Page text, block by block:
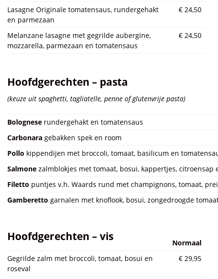
Lasagne Originale tomatensaus, rundergehakt
en parmezaan
€ 24,50
Melanzane lasagne met gegrilde aubergine,
mozzarella, parmezaan en tomatensaus
€ 24,50
Hoofdgerechten – pasta
(keuze uit spaghetti, tagliatelle, penne of glutenvrije pasta)
Bolognese rundergehakt en tomatensaus
Carbonara gebakken spek en room
Pollo kippendijen met broccoli, tomaat, basilicum en
Salmone zalmblokjes met tomaat, bosui, kappertjes, citroensap
Filetto puntjes v.h. Waards rund met champignons, tomaat,
Gamberetto garnalen met knoflook, bosui, zongedroogde
Hoofdgerechten – vis
Normaal
Gegrilde zalm met broccoli, tomaat, bosui en
roseval
€ 29,95